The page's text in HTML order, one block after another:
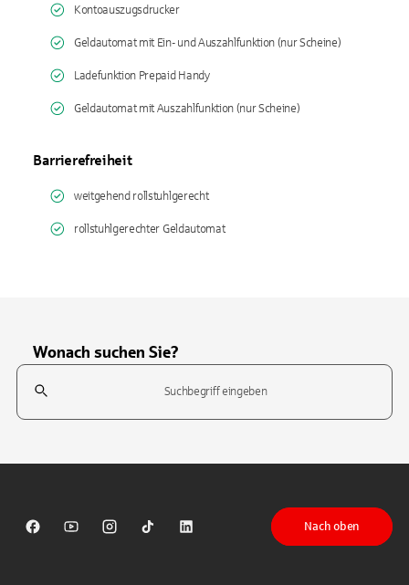
Kontoauszugsdrucker
Geldautomat mit Ein- und Auszahlfunktion (nur Scheine)
Ladefunktion Prepaid Handy
Geldautomat mit Auszahlfunktion (nur Scheine)
Barrierefreiheit
weitgehend rollstuhlgerecht
rollstuhlgerechter Geldautomat
Wonach suchen Sie?
Suchfeld
Sparkasse auf Facebook
Sparkasse auf Youtube
Sparkasse auf Instagram
Sparkasse auf TikTok
Sparkasse auf LinkedIn
Nach oben